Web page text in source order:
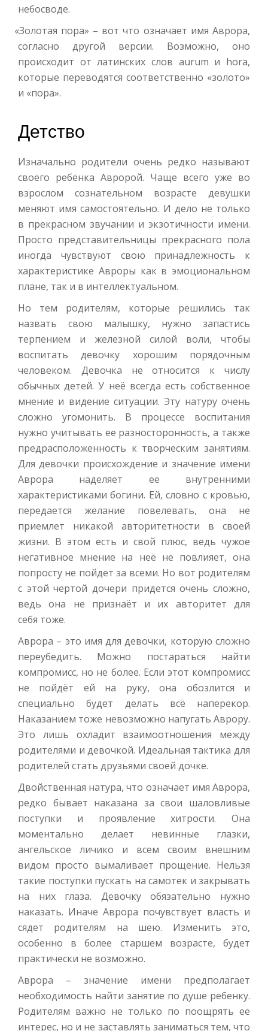
небосводе.
«Золотая пора» – вот что означает имя Аврора,
согласно другой версии. Возможно, оно
происходит от латинских слов aurum и hora,
которые переводятся соответственно «золото»
и «пора».
Детство
Изначально родители очень редко называют
своего ребёнка Авророй. Чаще всего уже во
взрослом сознательном возрасте девушки
меняют имя самостоятельно. И дело не только
в прекрасном звучании и экзотичности имени.
Просто представительницы прекрасного пола
иногда чувствуют свою принадлежность к
характеристике Авроры как в эмоциональном
плане, так и в интеллектуальном.
Но тем родителям, которые решились так
назвать свою малышку, нужно запастись
терпением и железной силой воли, чтобы
воспитать девочку хорошим порядочным
человеком. Девочка не относится к числу
обычных детей. У неё всегда есть собственное
мнение и видение ситуации. Эту натуру очень
сложно угомонить. В процессе воспитания
нужно учитывать ее разносторонность, а также
предрасположенность к творческим занятиям.
Для девочки происхождение и значение имени
Аврора наделяет ее внутренними
характеристиками богини. Ей, словно с кровью,
передается желание повелевать, она не
приемлет никакой авторитетности в своей
жизни. В этом есть и свой плюс, ведь чужое
негативное мнение на неё не повлияет, она
попросту не пойдет за всеми. Но вот родителям
с этой чертой дочери придется очень сложно,
ведь она не признаёт и их авторитет для
себя тоже.
Аврора – это имя для девочки, которую сложно
переубедить. Можно постараться найти
компромисс, но не более. Если этот компромисс
не пойдёт ей на руку, она обозлится и
специально будет делать всё наперекор.
Наказанием тоже невозможно напугать Аврору.
Это лишь охладит взаимоотношения между
родителями и девочкой. Идеальная тактика для
родителей стать друзьями своей дочке.
Двойственная натура, что означает имя Аврора,
редко бывает наказана за свои шаловливые
поступки и проявление хитрости. Она
моментально делает невинные глазки,
ангельское личико и всем своим внешним
видом просто вымаливает прощение. Нельзя
такие поступки пускать на самотек и закрывать
на них глаза. Девочку обязательно нужно
наказать. Иначе Аврора почувствует власть и
сядет родителям на шею. Изменить это,
особенно в более старшем возрасте, будет
практически не возможно.
Аврора – значение имени предполагает
необходимость найти занятие по душе ребенку.
Родителям важно не только по поощрять ее
интерес, но и не заставлять заниматься тем, что